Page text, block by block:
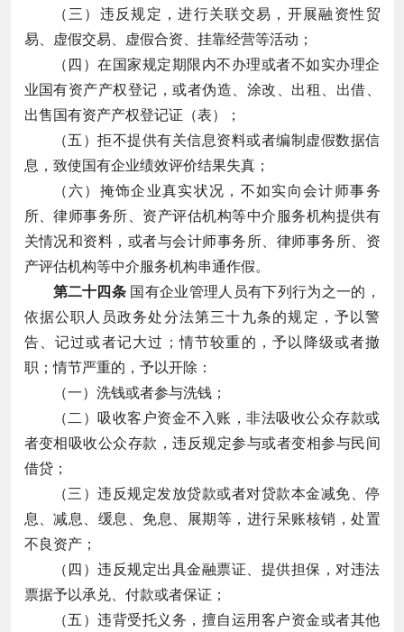
（三）违反规定，进行关联交易，开展融资性贸
易、虚假交易、虚假合资、挂靠经营等活动；
（四）在国家规定期限内不办理或者不如实办理企
业国有资产产权登记，或者伪造、涂改、出租、出借、
出售国有资产产权登记证（表）；
（五）拒不提供有关信息资料或者编制虚假数据信
息，致使国有企业绩效评价结果失真；
（六）掩饰企业真实状况，不如实向会计师事务
所、律师事务所、资产评估机构等中介服务机构提供有
关情况和资料，或者与会计师事务所、律师事务所、资
产评估机构等中介服务机构串通作假。
第二十四条 国有企业管理人员有下列行为之一的，
依据公职人员政务处分法第三十九条的规定，予以警
告、记过或者记大过；情节较重的，予以降级或者撤
职；情节严重的，予以开除：
（一）洗钱或者参与洗钱；
（二）吸收客户资金不入账，非法吸收公众存款或
者变相吸收公众存款，违反规定参与或者变相参与民间
借贷；
（三）违反规定发放贷款或者对贷款本金减免、停
息、减息、缓息、免息、展期等，进行呆账核销，处置
不良资产；
（四）违反规定出具金融票证、提供担保，对违法
票据予以承兑、付款或者保证；
（五）违背受托义务，擅自运用客户资金或者其他